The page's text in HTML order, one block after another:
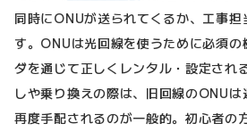
同時にONUが送られてくるか、工事
す。ONUは光回線を使うために必須
ダを通じて正しくレンタル・設定され
しや乗り換えの際は、旧回線のONU
再度手配されるのが一般的。初心者の